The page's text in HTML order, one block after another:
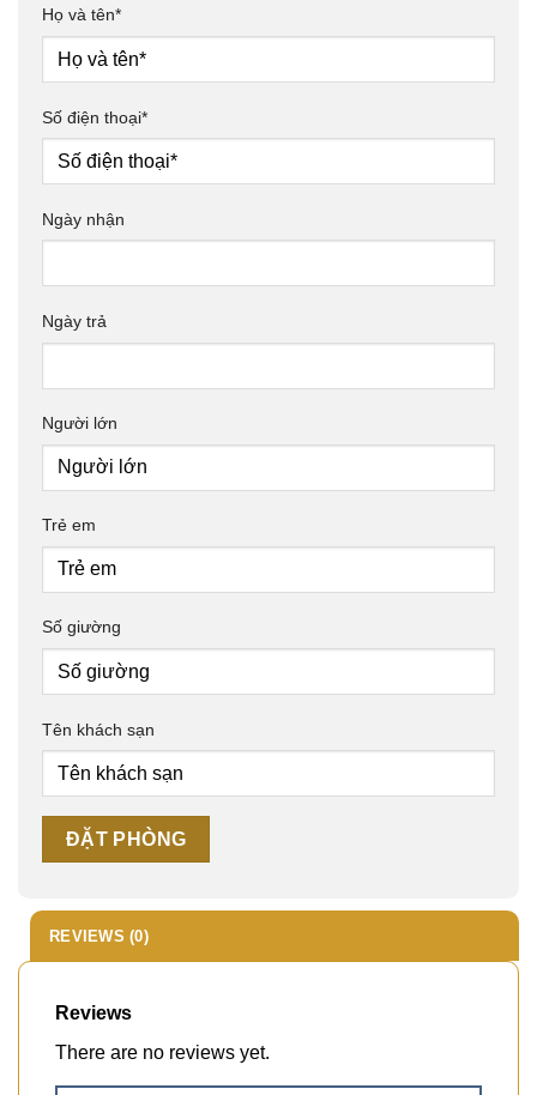
Họ và tên*
Số điện thoại*
Ngày nhận
Ngày trả
Người lớn
Trẻ em
Số giường
Tên khách sạn
REVIEWS (0)
Reviews
There are no reviews yet.